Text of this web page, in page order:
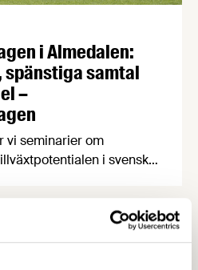
i Almedalen:
spänstiga samtal
–
vi seminarier om
i svensk
vi seminarium om
samt ett gemensamt